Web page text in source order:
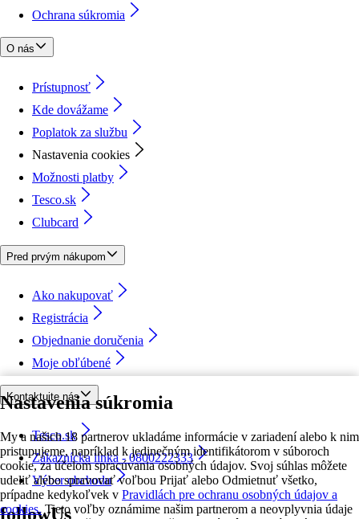
Nastavenia súkromia
My a našich 18 partnerov ukladáme informácie v zariadení alebo k nim
pristupujeme, napríklad k jedinečným identifikátorom v súboroch
cookie, za účelom spracúvania osobných údajov. Svoj súhlas môžete
udeliť alebo spravovať voľbou Prijať alebo Odmietnuť všetko,
prípadne kedykoľvek v Pravidlách pre ochranu osobných údajov a
cookies. Tieto voľby oznámime našim partnerom a neovplyvnia údaje
Ochrana súkromia
O nás
Prístupnosť
Kde dovážame
Poplatok za službu
Nastavenia cookies
Možnosti platby
Tesco.sk
Clubcard
Pred prvým nákupom
Ako nakupovať
Registrácia
Objednanie doručenia
Moje obľúbené
Kontaktujte nás
Tesco.sk
Zákaznícka linka - 0800222333
Výber obchodu
followUs